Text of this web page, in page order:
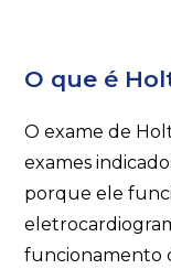
O que é
O exame de
exames
porque ele
funcionamento